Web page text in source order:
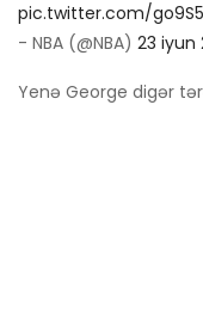
pic.twitter.com/
- NBA (@NBA) 23 iyun
Yenə George digər